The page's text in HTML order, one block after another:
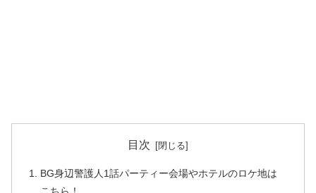
目次
BG身辺警護人1話パーティー会場やホテルのロケ地は
こちら！